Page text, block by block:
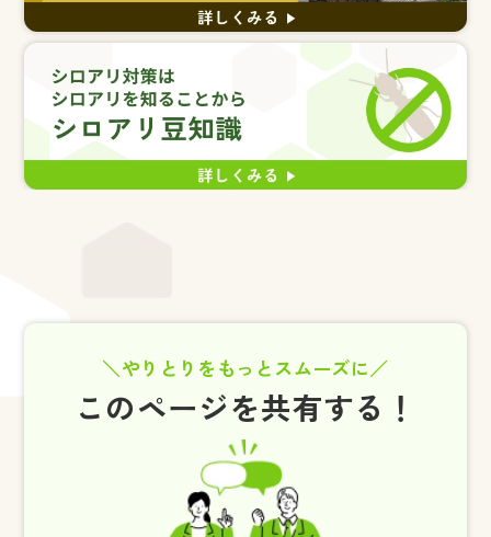
やりとりをもっとスムーズに
このページを共有する！